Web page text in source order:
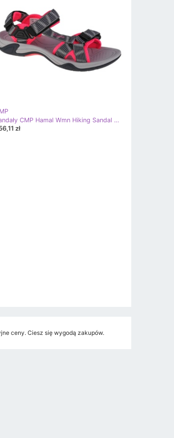
Sandały CMP Hamal Wmn Hiking Sandal W 38Q9956-03TE czarne czerwone szare
zł
ceny. Ciesz się wygodą zakupów.